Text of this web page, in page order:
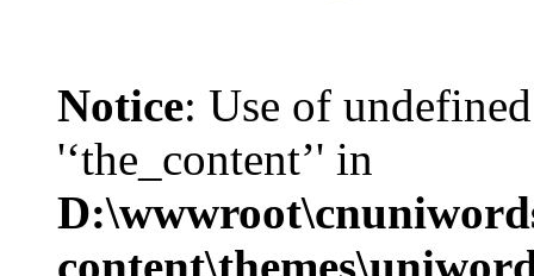
Notice: Use of
'‘the_content’' in